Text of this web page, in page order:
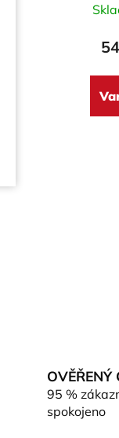
600/650/
OVĚŘENÝ
95 %
spokojeno